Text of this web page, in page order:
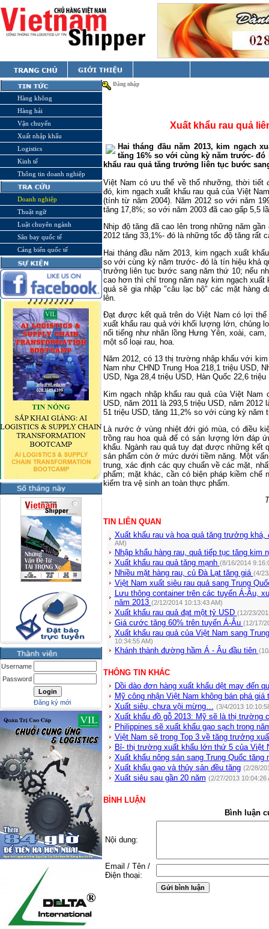
Hàng không
Hàng hải
Vận chuyển
Xuất nhập khẩu
Logistics
Kinh tế
Thông tin doanh nghiệp
Doanh nghiệp
Thuật ngữ
Luật chuyên ngành
Sân bay quốc tế
Cảng biển quốc tế
Username
Password
Đăng ký mới
Đăng nhập
Xuất khẩu rau quả
Hai tháng đầu năm 2013, kim ngạch
tăng 16% so với cùng kỳ năm trước-
khẩu rau quả tăng trưởng liên tục bước
Việt Nam có ưu thế về thổ nhưỡng, thời tiết
đó, kim ngạch xuất khẩu rau quả của Việt Nam
(tính từ năm 2004). Năm 2012 so với năm
tăng 17,8%; so với năm 2003 đã cao gấp 5,5
Nhịp độ tăng đã cao lên trong những năm
2012 tăng 33,1%- đó là những tốc độ tăng rất
Hai tháng đầu năm 2013, kim ngạch xuất
so với cùng kỳ năm trước- đó là tín hiệu khả
trưởng liên tục bước sang năm thứ 10; nếu
cao hơn thì chỉ trong năm nay kim ngạch
quả sẽ gia nhập "câu lạc bộ" các mặt hàng
lên.
Đạt được kết quả trên do Việt Nam có lợi
xuất khẩu rau quả với khối lượng lớn, chủng
nổi tiếng như nhãn lồng Hưng Yên, xoài,
một số loại rau, hoa.
Năm 2012, có 13 thị trường nhập khẩu với
Nam như CHND Trung Hoa 218,1 triệu USD,
USD, Nga 28,4 triệu USD, Hàn Quốc 22,6
Kim ngạch nhập khẩu rau quả của Việt
USD, năm 2011 là 293,5 triệu USD, năm 2012
51 triệu USD, tăng 11,2% so với cùng kỳ năm
Là nước ở vùng nhiệt đới gió mùa, có điều
trồng rau hoa quả để có sản lượng lớn đáp
khẩu. Ngành rau quả tuy đạt được những
sản phẩm còn ở mức dưới tiềm năng. Một
trung, xác định các quy chuẩn về các mặt,
phẩm; mặt khác, cần có biện pháp kiềm chế
kiểm tra vệ sinh an toàn thực phẩm.
TIN LIÊN QUAN
Xuất khẩu rau và hoa quả tăng trưởng
AM)
Nhập khẩu hàng rau, quả tiếp tục tăng kim
Xuất khẩu rau quả tăng mạnh (8/16/2014
Nhiều mặt hàng rau, củ Đà Lạt tăng giá (4/
Việt Nam xuất siêu rau quả sang Trung
Lưu thông container trên các tuyến Á-Âu,
năm 2013 (2/12/2014 10:13:43 AM)
Xuất khẩu rau quả đạt một tỷ USD (12/23/
Giá cước tăng 60% trên tuyến Á-Âu (12/17/
Xuất khẩu rau quả của Việt Nam sang
10:34:55 AM)
Khánh thành đường hầm Á - Âu đầu tiên
THÔNG TIN KHÁC
Dồi dào đơn hàng xuất khẩu dệt may đến
Mỹ công nhận Việt Nam không bán phá giá
Xuất siêu, chưa vội mừng… (3/4/2013
Xuất khẩu đồ gỗ 2013: Mỹ sẽ là thị trường
Philippines sẽ xuất khẩu gạo sạch trong
Việt Nam sẽ trong Top 3 về tăng trưởng
Bỉ- thị trường xuất khẩu lớn thứ 5 của Việt
Xuất khẩu nông sản sang Trung Quốc tăng
Xuất khẩu gạo và thủy sản đều tăng (2/28/
Xuất siêu sau gần 20 năm (2/27/2013 10:04:26
BÌNH LUẬN
Bình luận
Nội dung:
Email / Tên /
Điện thoại: